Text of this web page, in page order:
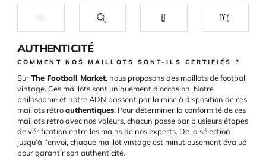
AUTHENTICITÉ
COMMENT NOS MAILLOTS SONT-ILS CERTIFIÉS ?
SurThe Football Market, nous proposons des maillots de football
vintage. Ces maillots sont uniquement d’occasion. Notre
philosophie et notre ADN passent par la mise à disposition de ces
maillots rétroauthentiques. Pour déterminer la conformité de ces
maillots rétro avec nos valeurs, chacun passe par plusieurs étapes
de vérification entre les mains de nos experts. De la sélection
jusqu’à l’envoi, chaque maillot vintage est minutieusement évalué
pour garantir son authenticité.